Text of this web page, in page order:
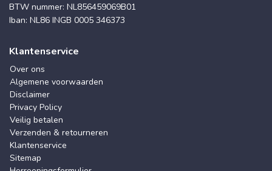
BTW nummer: NL856459069B01
Iban: NL86 INGB 0005 346373
Klantenservice
Over ons
Algemene voorwaarden
Disclaimer
Privacy Policy
Veilig betalen
Verzenden & retourneren
Klantenservice
Sitemap